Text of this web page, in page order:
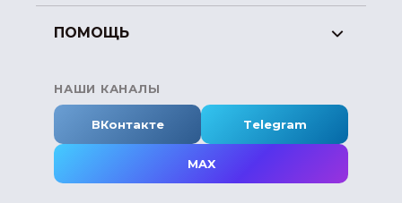
ПОМОЩЬ
НАШИ КАНАЛЫ
ВКонтакте Telegram
MAX